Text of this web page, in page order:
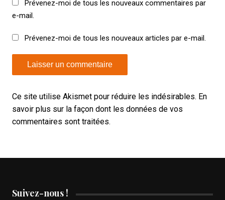
Prévenez-moi de tous les nouveaux commentaires par
e-mail.
Prévenez-moi de tous les nouveaux articles par e-mail.
Ce site utilise Akismet pour réduire les indésirables. En
savoir plus sur la façon dont les données de vos
commentaires sont traitées.
Suivez-nous !